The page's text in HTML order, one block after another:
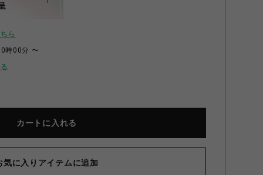
ら
時00分 〜
カートに入れる
気に入りアイテムに追加